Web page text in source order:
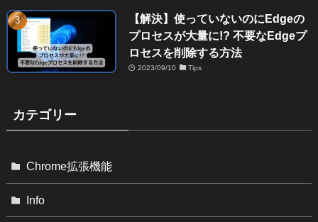
【解決】使っていないのにEdgeの
プロセスが大量に!? 不要なEdgeプ
ロセスを削除する方法
2023/09/10 Tips
カテゴリー
Chrome拡張機能
Info